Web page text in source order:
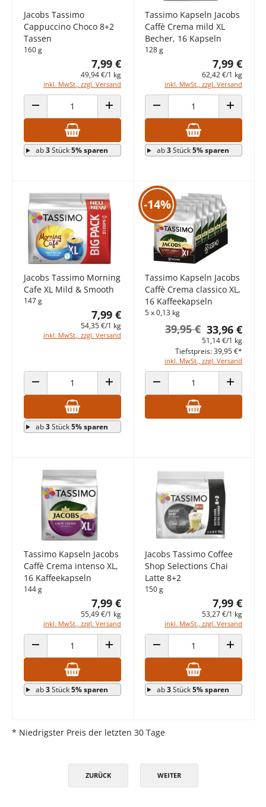
Jacobs Tassimo
Cappuccino Choco 8+2
Tassen
160 g
7,99 €
49,94 €/1 kg
inkl. MwSt., zzgl. Versand
ANZAHL VERRINGERN ANZAHL ERHÖHEN
ab3Stück5% sparen
Tassimo Kapseln Jacobs
Caffè Crema mild XL
Becher, 16 Kapseln
128 g
7,99 €
62,42 €/1 kg
inkl. MwSt., zzgl. Versand
ANZAHL VERRINGERN ANZAHL
ab3Stück5% sparen
Jacobs Tassimo Morning
Cafe XL Mild & Smooth
147 g
7,99 €
54,35 €/1 kg
inkl. MwSt., zzgl. Versand
ANZAHL VERRINGERN ANZAHL ERHÖHEN
ab3Stück5% sparen
-14%
Tassimo Kapseln Jacobs
Caffè Crema classico XL,
16 Kaffeekapseln
5 x 0,13 kg
33,96 €
39,95 €
51,14 €/1 kg
inkl. MwSt., zzgl. Versand
Tiefstpreis: 39,95 €*
ANZAHL VERRINGERN ANZAHL
Tassimo Kapseln Jacobs
Caffè Crema intenso XL,
16 Kaffeekapseln
144 g
7,99 €
55,49 €/1 kg
inkl. MwSt., zzgl. Versand
ANZAHL VERRINGERN ANZAHL ERHÖHEN
ab3Stück5% sparen
Jacobs Tassimo Coffee
Shop Selections Chai
Latte 8+2
150 g
7,99 €
53,27 €/1 kg
inkl. MwSt., zzgl. Versand
ANZAHL VERRINGERN ANZAHL
ab3Stück5% sparen
* Niedrigster Preis der letzten 30 Tage
ZURÜCK WEITER